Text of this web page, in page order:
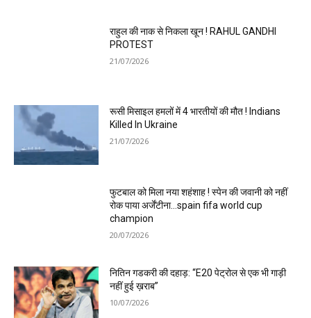
राहुल की नाक से निकला खून ! RAHUL GANDHI
PROTEST
21/07/2026
रूसी मिसाइल हमलों में 4 भारतीयों की मौत ! Indians
Killed In Ukraine
21/07/2026
फुटबाल को मिला नया शहंशाह ! स्पेन की जवानी को नहीं
रोक पाया अर्जेंटीना…spain fifa world cup
champion
20/07/2026
नितिन गडकरी की दहाड़: “E20 पेट्रोल से एक भी गाड़ी
नहीं हुई ख़राब”
10/07/2026